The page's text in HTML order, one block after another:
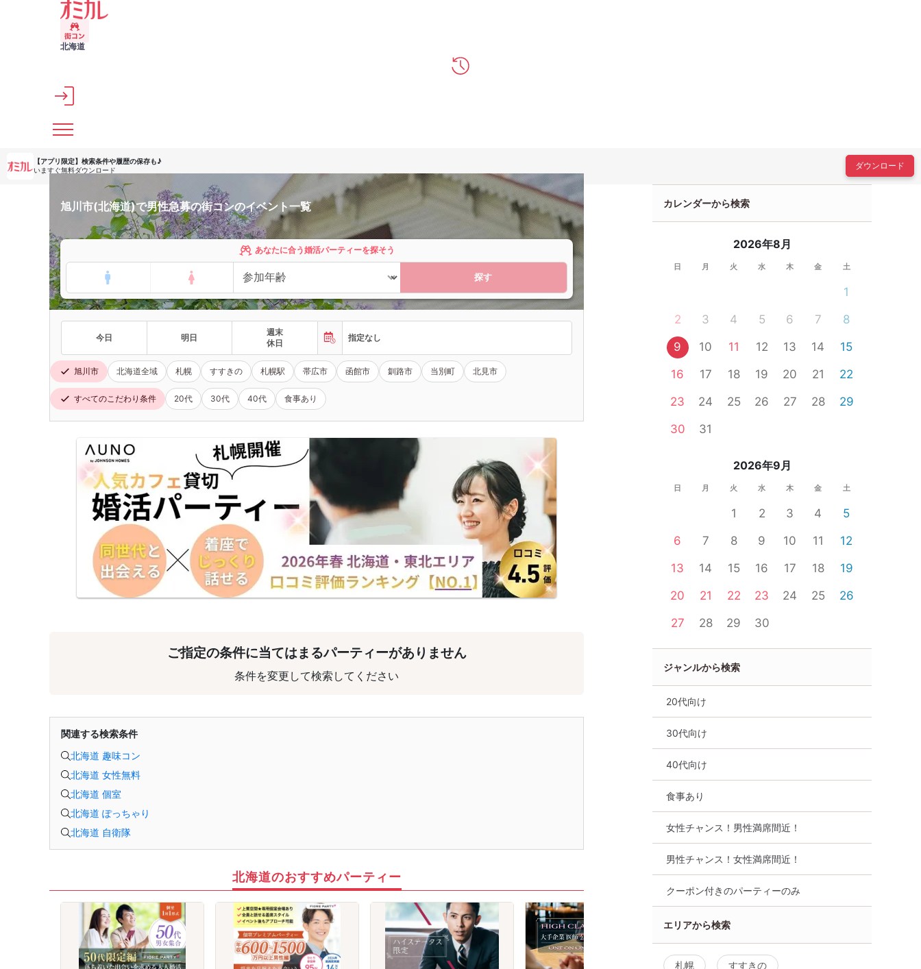
メインコンテンツへスキップ
北海道
【アプリ限定】 検索条件や履歴の保存も♪
いますぐ無料ダウンロード
ダウンロード
旭川市(北海道)で男性急募の街コンのイベント一覧
あなたに合う婚活パーティーを探そう
探す
今日 明日
週末
休日
指定なし
旭川市 北海道全域 札幌 すすきの 札幌駅 帯広市 函館市 釧路市 当別町 北見市
すべてのこだわり条件 20代 30代 40代 食事あり
ご指定の条件に当てはまるパーティーがありません
条件を変更して検索してください
関連する検索条件
北海道 趣味コン
北海道 女性無料
北海道 個室
北海道 ぽっちゃり
北海道 自衛隊
北海道のおすすめパーティー
カレンダーから検索
2026年8月
日 月 火 水 木 金 土
1
2
3 4 5 6 7
8
9
10 11 12 13 14
15
16
17 18 19 20 21
22
23
24 25 26 27 28
29
30
31
2026年9月
日 月 火 水 木 金 土
1 2 3 4
5
6
7 8 9 10 11
12
13
14 15 16 17 18
19
20
21 22 23 24 25
26
27
28 29 30
ジャンルから検索
20代向け
30代向け
40代向け
食事あり
女性チャンス！男性満席間近！
男性チャンス！女性満席間近！
クーポン付きのパーティーのみ
エリアから検索
札幌 すすきの